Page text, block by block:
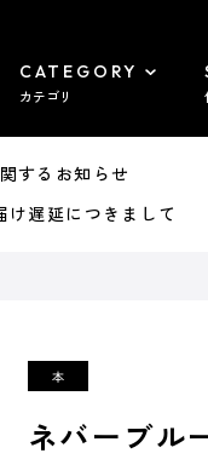
CATEGORY
カテゴリ
するお知らせ
遅延につきまして
ネバーブル